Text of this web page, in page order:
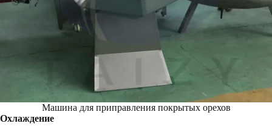
Машина для приправления покрытых орехов
Охлаждение